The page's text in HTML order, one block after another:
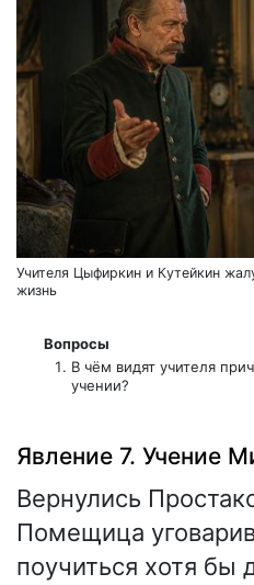
Учителя Цыфиркин и Кутейкин
жизнь
Вопросы
В чём видят учителя
учении?
Явление 7. Учение
Вернулись
Помещица
поучиться хотя бы